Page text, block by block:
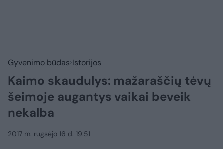
Gyvenimo būdas Istorijos
Kaimo skaudulys: mažaraščių tėvų
šeimoje augantys vaikai beveik
nekalba
2017 m. rugsėjo 16 d. 19:51